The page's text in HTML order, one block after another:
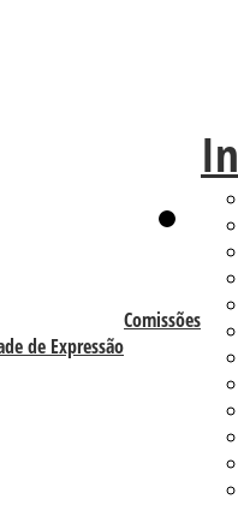
Comissões
de Expressão